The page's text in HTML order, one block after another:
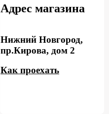
Адрес магазина
Нижний Новгород,
пр.Кирова, дом 2
Как проехать